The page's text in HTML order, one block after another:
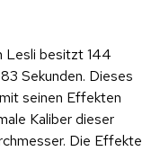
Lesli besitzt 144
Sekunden. Dieses
seinen Effekten
Kaliber dieser
Die Effekte